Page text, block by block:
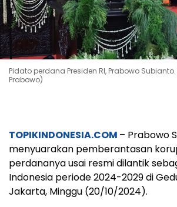
Pidato perdana Presiden RI, Prabowo
Prabowo)
TOPIKINDONESIA.COM – Prabowo
menyuarakan pemberantasan
perdananya usai resmi dilantik
Indonesia periode 2024-2029 di
Jakarta, Minggu (20/10/2024).